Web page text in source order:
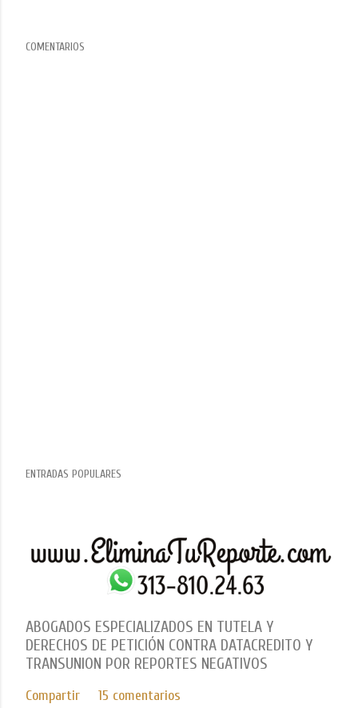
COMENTARIOS
ENTRADAS POPULARES
ABOGADOS ESPECIALIZADOS EN TUTELA Y
DERECHOS DE PETICIÓN CONTRA DATACREDITO Y
TRANSUNION POR REPORTES NEGATIVOS
Compartir 15 comentarios